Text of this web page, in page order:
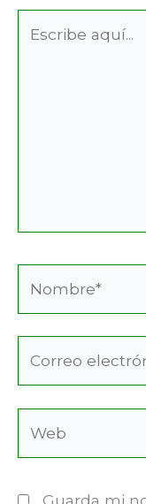
aquí...
electrónico*
Guarda mi